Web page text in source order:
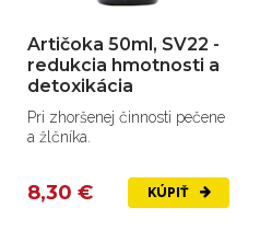
Artičoka 50ml, SV22 -
redukcia hmotnosti a
detoxikácia
Pri zhoršenej činnosti pečene
a žlčníka.
8,30 € KÚPIŤ